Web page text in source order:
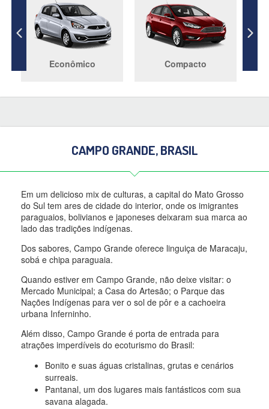
Econômico Compacto
CAMPO GRANDE, BRASIL
Em um delicioso mix de culturas, a capital do Mato Grosso
do Sul tem ares de cidade do interior, onde os imigrantes
paraguaios, bolivianos e japoneses deixaram sua marca ao
lado das tradições indígenas.
Dos sabores, Campo Grande oferece linguiça de Maracaju,
sobá e chipa paraguaia.
Quando estiver em Campo Grande, não deixe visitar: o
Mercado Municipal; a Casa do Artesão; o Parque das
Nações Indígenas para ver o sol de pôr e a cachoeira
urbana Inferninho.
Além disso, Campo Grande é porta de entrada para
atrações imperdíveis do ecoturismo do Brasil:
Bonito e suas águas cristalinas, grutas e cenários
surreais.
Pantanal, um dos lugares mais fantásticos com sua
savana alagada.